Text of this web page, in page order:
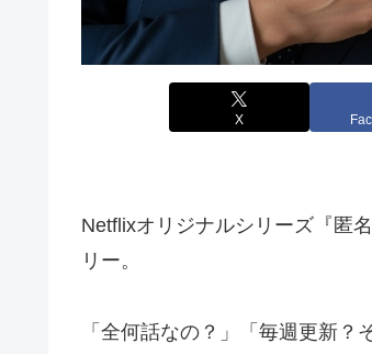
X
Netflixオリジナルシリーズ『匿
リー。
「全何話なの？」「毎週更新